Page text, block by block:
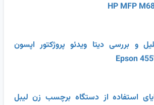
HP MFP
و بررسی دیتا ویدئو پروژکتور اپسون
Epson
استفاده از دستگاه برچسب زن لیبل